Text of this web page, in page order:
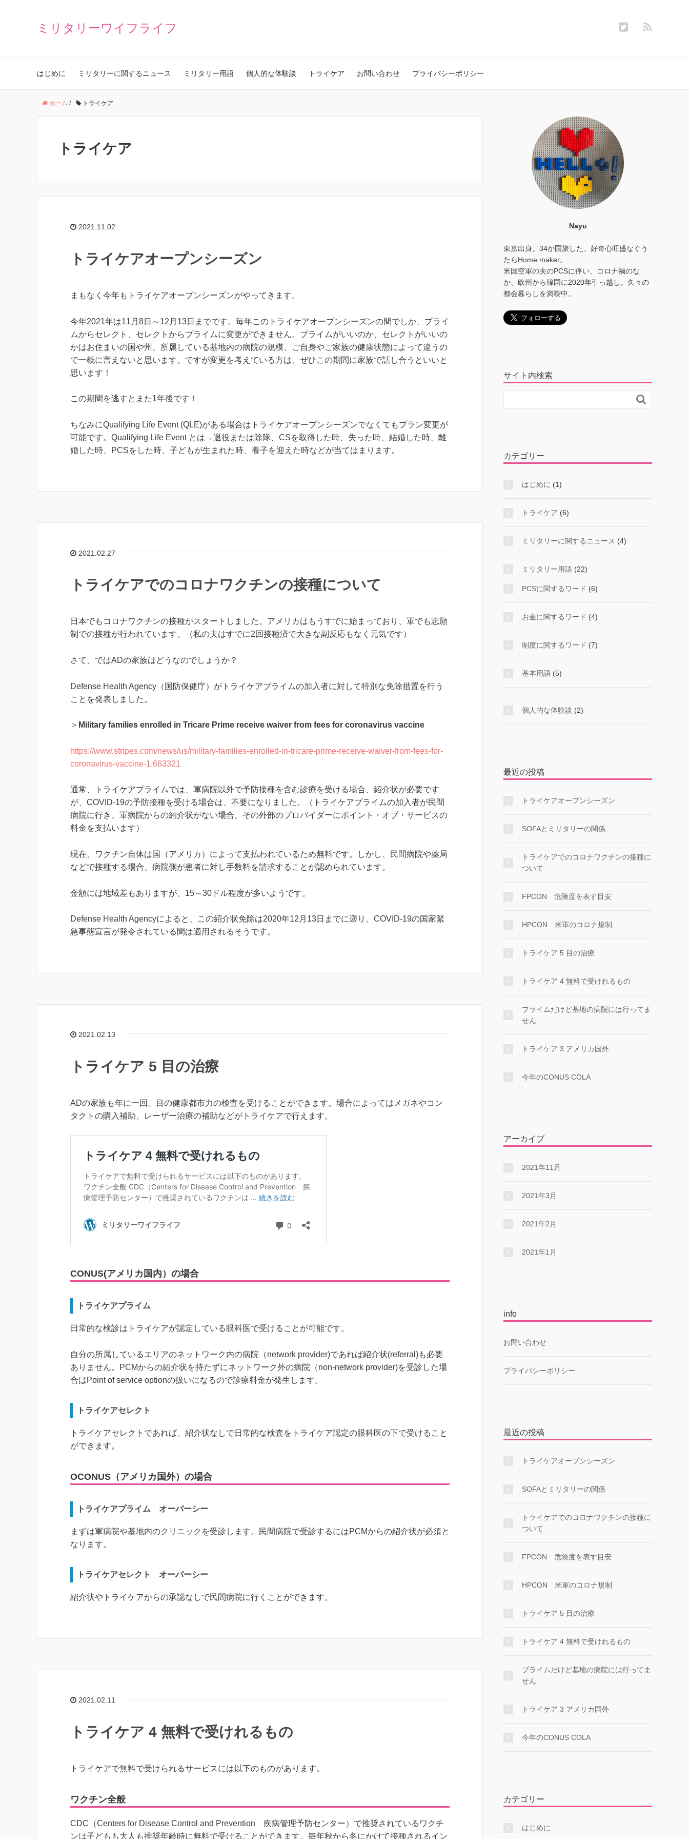
ミリタリーワイフライフ
はじめに ミリタリーに関するニュース ミリタリー用語 個人的な体験談 トライケア お問い合わせ プライバシーポリシー
ホーム / トライケア
トライケア
2021.11.02
トライケアオープンシーズン
まもなく今年もトライケアオープンシーズンがやってきます。
今年2021年は11月8日～12月13日までです。毎年このトライケアオープンシーズンの間でしか、プライ
ムからセレクト、セレクトからプライムに変更ができません。プライムがいいのか、セレクトがいいの
かはお住まいの国や州、所属している基地内の病院の規模、ご自身やご家族の健康状態によって違うの
で一概に言えないと思います。ですが変更を考えている方は、ぜひこの期間に家族で話し合うといいと
思います！
この期間を逃すとまた1年後です！
ちなみにQualifying Life Event (QLE)がある場合はトライケアオープンシーズンでなくてもプラン変更が
可能です。Qualifying Life Event とは→退役または除隊、CSを取得した時、失った時、結婚した時、離
婚した時、PCSをした時、子どもが生まれた時、養子を迎えた時などが当てはまります。
2021.02.27
トライケアでのコロナワクチンの接種について
日本でもコロナワクチンの接種がスタートしました。アメリカはもうすでに始まっており、軍でも志願
制での接種が行われています。（私の夫はすでに2回接種済で大きな副反応もなく元気です）
さて、ではADの家族はどうなのでしょうか？
Defense Health Agency（国防保健庁）がトライケアプライムの加入者に対して特別な免除措置を行う
ことを発表しました。
＞ Military families enrolled in Tricare Prime receive waiver from fees for coronavirus vaccine
https://www.stripes.com/news/us/military-families-enrolled-in-tricare-prime-receive-waiver-from-fees-for-
coronavirus-vaccine-1.663321
通常、トライケアプライムでは、軍病院以外で予防接種を含む診療を受ける場合、紹介状が必要です
が、COVID-19の予防接種を受ける場合は、不要になりました。（トライケアプライムの加入者が民間
病院に行き、軍病院からの紹介状がない場合、その外部のプロバイダーにポイント・オブ・サービスの
料金を支払います）
現在、ワクチン自体は国（アメリカ）によって支払われているため無料です。しかし、民間病院や薬局
などで接種する場合、病院側が患者に対し手数料を請求することが認められています。
金額には地域差もありますが、15～30ドル程度が多いようです。
Defense Health Agencyによると、この紹介状免除は2020年12月13日までに遡り、COVID-19の国家緊
急事態宣言が発令されている間は適用されるそうです。
2021.02.13
トライケア 5 目の治療
ADの家族も年に一回、目の健康都市力の検査を受けることができます。場合によってはメガネやコン
タクトの購入補助、レーザー治療の補助などがトライケアで行えます。
CONUS(アメリカ国内）の場合
トライケアプライム
日常的な検診はトライケアが認定している眼科医で受けることが可能です。
自分の所属しているエリアのネットワーク内の病院（network provider)であれば紹介状(referral)も必要
ありません。PCMからの紹介状を持たずにネットワーク外の病院（non-network provider)を受診した場
合はPoint of service optionの扱いになるので診療料金が発生します。
トライケアセレクト
トライケアセレクトであれば、紹介状なしで日常的な検査をトライケア認定の眼科医の下で受けること
ができます。
OCONUS（アメリカ国外）の場合
トライケアプライム オーバーシー
まずは軍病院や基地内のクリニックを受診します。民間病院で受診するにはPCMからの紹介状が必須と
なります。
トライケアセレクト オーバーシー
紹介状やトライケアからの承認なしで民間病院に行くことができます。
2021.02.11
トライケア 4 無料で受けれるもの
トライケアで無料で受けられるサービスには以下のものがあります。
ワクチン全般
CDC（Centers for Disease Control and Prevention 疾病管理予防センター）で推奨されているワクチ
ンは子どもも大人も推奨年齢時に無料で受けることができます。毎年秋から冬にかけて接種されるイン
Nayu
東京出身。34か国旅した、好奇心旺盛なぐう
たらHome maker。
米国空軍の夫のPCSに伴い、コロナ禍のな
か、欧州から韓国に2020年引っ越し。久々の
都会暮らしを満喫中。
サイト内検索

カテゴリー
はじめに (1)
トライケア (6)
ミリタリーに関するニュース (4)
ミリタリー用語 (22)
PCSに関するワード (6)
お金に関するワード (4)
制度に関するワード (7)
基本用語 (5)
個人的な体験談 (2)
最近の投稿
トライケアオープンシーズン
SOFAとミリタリーの関係
トライケアでのコロナワクチンの接種に
ついて
FPCON 危険度を表す目安
HPCON 米軍のコロナ規制
トライケア 5 目の治療
トライケア 4 無料で受けれるもの
プライムだけど基地の病院には行ってま
せん
トライケア 3 アメリカ国外
今年のCONUS COLA
アーカイブ
2021年11月
2021年3月
2021年2月
2021年1月
info
お問い合わせ
プライバシーポリシー
最近の投稿
トライケアオープンシーズン
SOFAとミリタリーの関係
トライケアでのコロナワクチンの接種に
ついて
FPCON 危険度を表す目安
HPCON 米軍のコロナ規制
トライケア 5 目の治療
トライケア 4 無料で受けれるもの
プライムだけど基地の病院には行ってま
せん
トライケア 3 アメリカ国外
今年のCONUS COLA
カテゴリー
はじめに